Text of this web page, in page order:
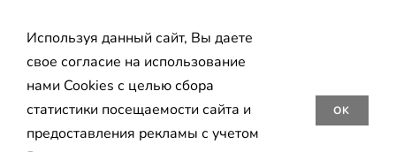
Используя данный сайт, Вы даете
свое согласие на использование
нами Cookies с целью сбора
статистики посещаемости сайта и
предоставления рекламы с учетом
OK